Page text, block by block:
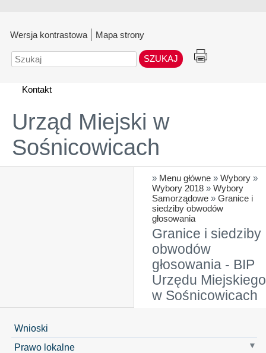
Wersja kontrastowa Mapa strony
Szukaj
Kontakt
Urząd Miejski w
Sośnicowicach
» Menu główne » Wybory »
Wybory 2018 » Wybory
Samorządowe » Granice i
siedziby obwodów
głosowania
Granice i siedziby
obwodów
głosowania - BIP
Urzędu Miejskiego
w Sośnicowicach
Wnioski
Prawo lokalne